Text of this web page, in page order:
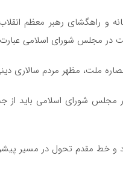
و راهگشای رهبر معظم
در مجلس شورای اسلامی
مجلس شورای اسلامی باید